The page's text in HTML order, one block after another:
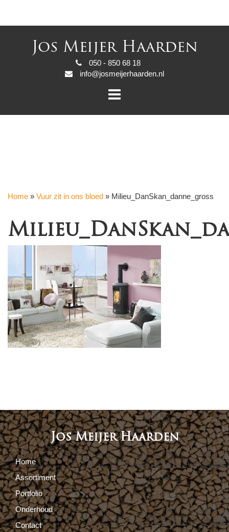
Jos Meijer Haarden
050 - 850 68 18
info@josmeijerhaarden.nl
Home » Vuur zit in ons bloed » Milieu_DanSkan_danne_gross
Jos Meijer Haarden
Home
Assortiment
Portfolio
Onderhoud
Contact